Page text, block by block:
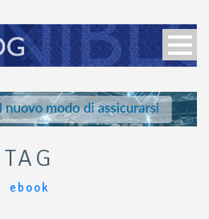
TAG
ebook